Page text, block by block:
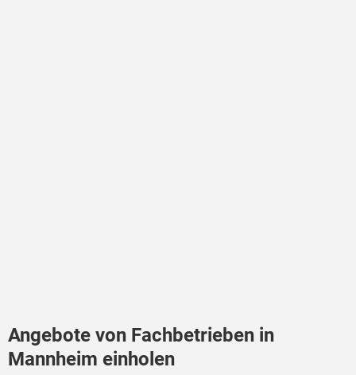
Angebote von Fachbetrieben in
Mannheim einholen